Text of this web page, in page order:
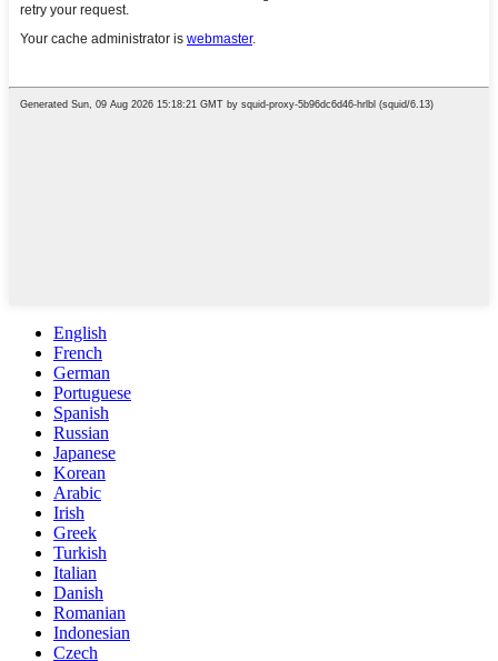
English
French
German
Portuguese
Spanish
Russian
Japanese
Korean
Arabic
Irish
Greek
Turkish
Italian
Danish
Romanian
Indonesian
Czech